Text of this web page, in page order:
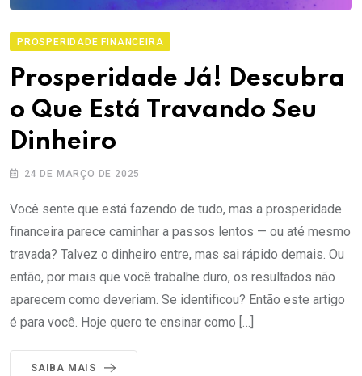
PROSPERIDADE FINANCEIRA
Prosperidade Já! Descubra
o Que Está Travando Seu
Dinheiro
24 DE MARÇO DE 2025
Você sente que está fazendo de tudo, mas a prosperidade
financeira parece caminhar a passos lentos — ou até mesmo
travada? Talvez o dinheiro entre, mas sai rápido demais. Ou
então, por mais que você trabalhe duro, os resultados não
aparecem como deveriam. Se identificou? Então este artigo
é para você. Hoje quero te ensinar como […]
SAIBA MAIS